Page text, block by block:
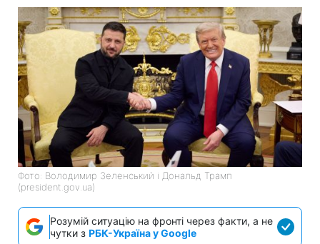
Фото: Володимир Зеленський і Дональд Трамп
(president.gov.ua)
Розумій ситуацію на фронті через факти, а не
чутки з РБК-Україна у Google